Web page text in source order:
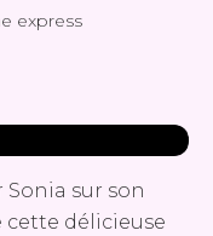
express
sur son
cette délicieuse